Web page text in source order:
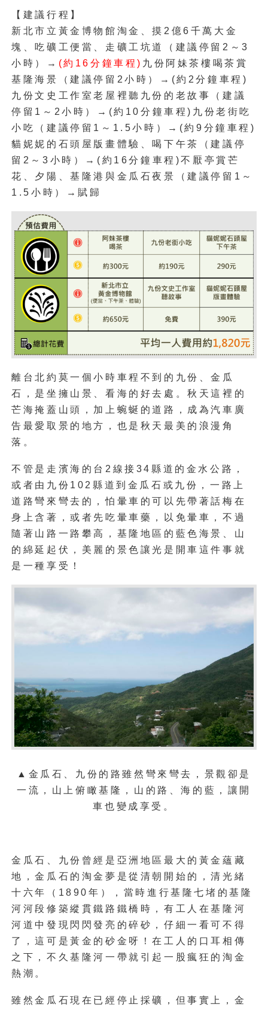
【建議行程】
新北市立黃金博物館淘金、摸2億6千萬大金
塊、吃礦工便當、走礦工坑道（建議停留2～3
小時）→ (約16分鐘車程) 九份阿妹茶樓喝茶賞
基隆海景（建議停留2小時）→(約2分鐘車程)
九份文史工作室老屋裡聽九份的老故事（建議
停留1～2小時）→(約10分鐘車程)九份老街吃
小吃（建議停留1～1.5小時）→(約9分鐘車程)
貓妮妮的石頭屋版畫體驗、喝下午茶（建議停
留2～3小時）→(約16分鐘車程)不厭亭賞芒
花、夕陽、基隆港與金瓜石夜景（建議停留1～
1.5小時）→賦歸
離台北約莫一個小時車程不到的九份、金瓜
石，是坐擁山景、看海的好去處。秋天這裡的
芒海掩蓋山頭，加上蜿蜒的道路，成為汽車廣
告最愛取景的地方，也是秋天最美的浪漫角
落。
不管是走濱海的台2線接34縣道的金水公路，
或者由九份102縣道到金瓜石或九份，一路上
道路彎來彎去的，怕暈車的可以先帶著話梅在
身上含著，或者先吃暈車藥，以免暈車，不過
隨著山路一路攀高，基隆地區的藍色海景、山
的綿延起伏，美麗的景色讓光是開車這件事就
是一種享受！
▲ 金瓜石、九份的路雖然彎來彎去，景觀卻是
一流，山上俯瞰基隆，山的路、海的藍，讓開
車也變成享受。
金瓜石、九份曾經是亞洲地區最大的黃金蘊藏
地，金瓜石的淘金夢是從清朝開始的，清光緒
十六年（1890年），當時進行基隆七堵的基隆
河河段修築縱貫鐵路鐵橋時，有工人在基隆河
河道中發現閃閃發亮的碎砂，仔細一看可不得
了，這可是黃金的砂金呀！在工人的口耳相傳
之下，不久基隆河一帶就引起一股瘋狂的淘金
熱潮。
雖然金瓜石現在已經停止採礦，但事實上，金